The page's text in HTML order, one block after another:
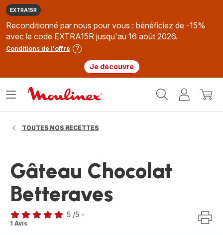
EXTRA15R
Reconditionné par nous pour vous : bénéficiez de -15%
avec le code EXTRA15R jusqu'au 16 août 2026.
Conditions de l'offre
Je découvre
MonMon
Ouvrir
TOUTES NOS RECETTES
Gâteau Chocolat
Betteraves
Avis
5 /5 -
1 Avis